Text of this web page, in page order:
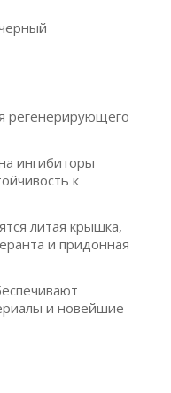
регенерирующего
ингибиторы
к
литая крышка,
и придонная
и новейшие